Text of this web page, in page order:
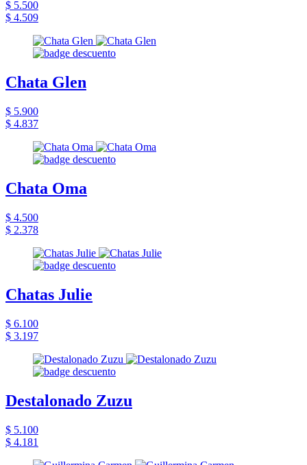
$ 5.500
$ 4.509
Chata Glen
$ 5.900
$ 4.837
Chata Oma
$ 4.500
$ 2.378
Chatas Julie
$ 6.100
$ 3.197
Destalonado Zuzu
$ 5.100
$ 4.181